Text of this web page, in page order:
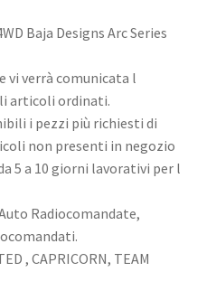
Baja Designs Arc Series
vi verrà comunicata l
articoli ordinati.
i pezzi più richiesti di
non presenti in negozio
5 a 10 giorni lavorativi per l
Radiocomandate,
, CAPRICORN, TEAM